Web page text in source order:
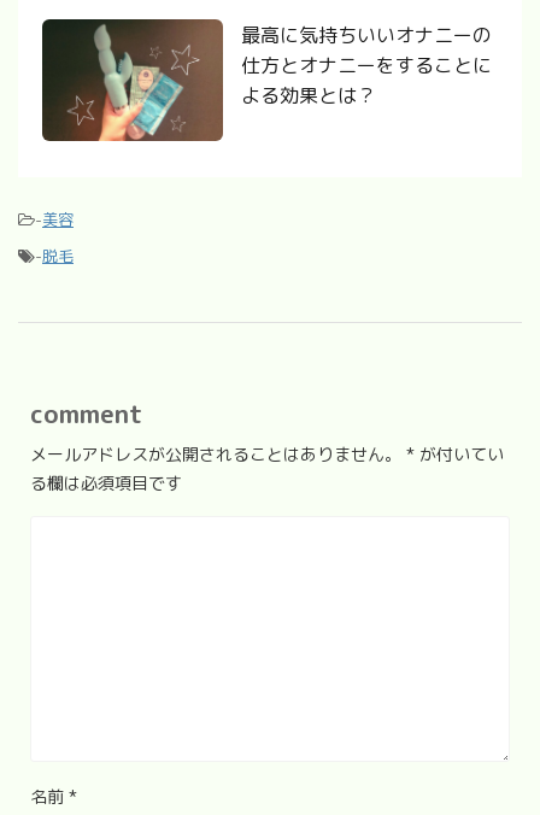
最高に気持ちいいオナニーの
仕方とオナニーをすることに
よる効果とは？
-美容
-脱毛
comment
メールアドレスが公開されることはありません。 * が付いてい
る欄は必須項目です
名前 *